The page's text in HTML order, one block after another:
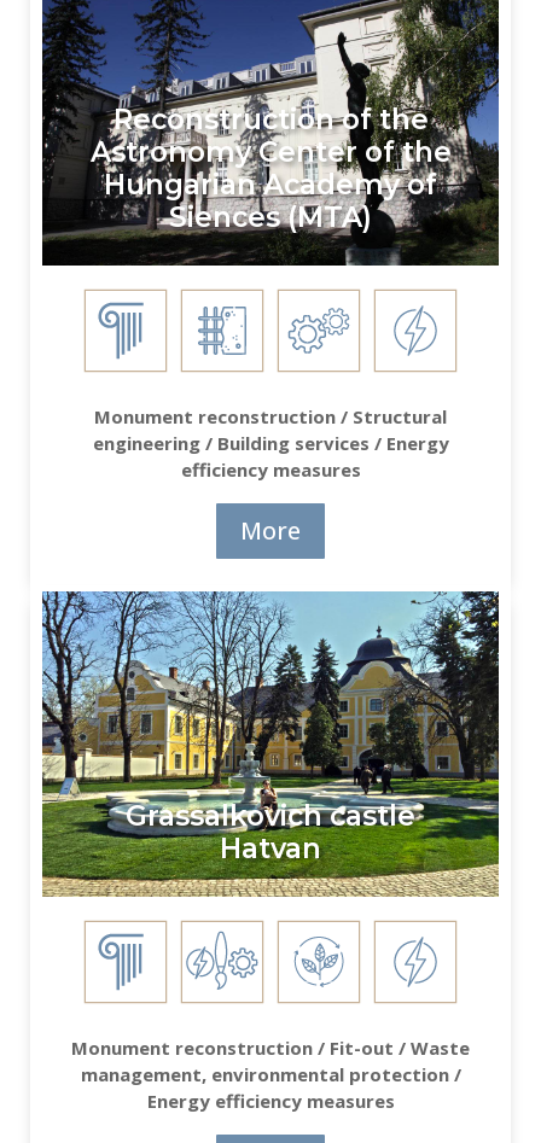
Reconstruction of the
Astronomy Center of the
Hungarian Academy of
Siences (MTA)
Monument reconstruction / Structural
engineering / Building services / Energy
efficiency measures
More
Grassalkovich castle
Hatvan
Monument reconstruction / Fit-out / Waste
management, environmental protection /
Energy efficiency measures